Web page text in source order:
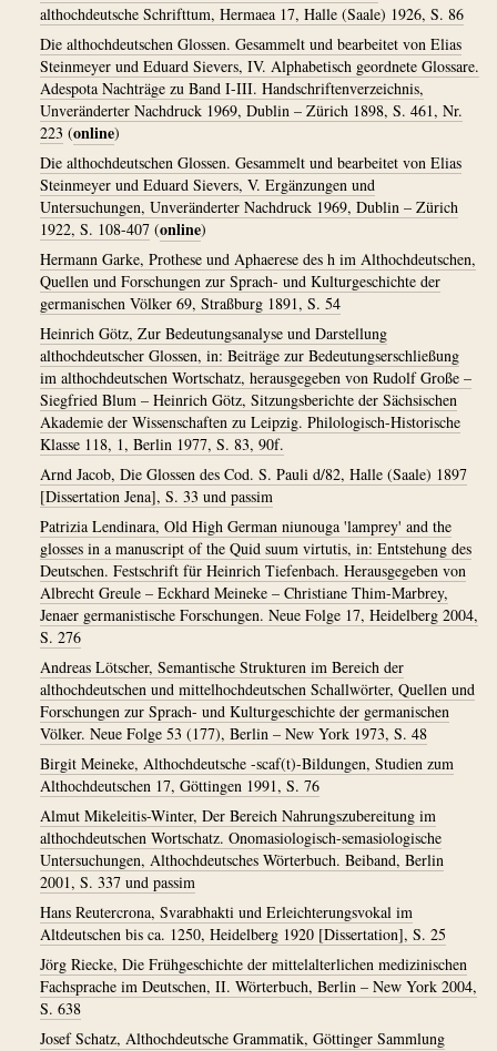
althochdeutsche Schrifttum, Hermaea 17, Halle (Saale) 1926, S. 86
Die althochdeutschen Glossen. Gesammelt und bearbeitet von Elias
Steinmeyer und Eduard Sievers, IV. Alphabetisch geordnete Glossare.
Adespota Nachträge zu Band I-III. Handschriftenverzeichnis,
Unveränderter Nachdruck 1969, Dublin – Zürich 1898, S. 461, Nr.
223 (online)
Die althochdeutschen Glossen. Gesammelt und bearbeitet von Elias
Steinmeyer und Eduard Sievers, V. Ergänzungen und
Untersuchungen, Unveränderter Nachdruck 1969, Dublin – Zürich
1922, S. 108-407 (online)
Hermann Garke, Prothese und Aphaerese des h im Althochdeutschen,
Quellen und Forschungen zur Sprach- und Kulturgeschichte der
germanischen Völker 69, Straßburg 1891, S. 54
Heinrich Götz, Zur Bedeutungsanalyse und Darstellung
althochdeutscher Glossen, in: Beiträge zur Bedeutungserschließung
im althochdeutschen Wortschatz, herausgegeben von Rudolf Große –
Siegfried Blum – Heinrich Götz, Sitzungsberichte der Sächsischen
Akademie der Wissenschaften zu Leipzig. Philologisch-Historische
Klasse 118, 1, Berlin 1977, S. 83, 90f.
Arnd Jacob, Die Glossen des Cod. S. Pauli d/82, Halle (Saale) 1897
[Dissertation Jena], S. 33 und passim
Patrizia Lendinara, Old High German niunouga 'lamprey' and the
glosses in a manuscript of the Quid suum virtutis, in: Entstehung des
Deutschen. Festschrift für Heinrich Tiefenbach. Herausgegeben von
Albrecht Greule – Eckhard Meineke – Christiane Thim-Marbrey,
Jenaer germanistische Forschungen. Neue Folge 17, Heidelberg 2004,
S. 276
Andreas Lötscher, Semantische Strukturen im Bereich der
althochdeutschen und mittelhochdeutschen Schallwörter, Quellen und
Forschungen zur Sprach- und Kulturgeschichte der germanischen
Völker. Neue Folge 53 (177), Berlin – New York 1973, S. 48
Birgit Meineke, Althochdeutsche -scaf(t)-Bildungen, Studien zum
Althochdeutschen 17, Göttingen 1991, S. 76
Almut Mikeleitis-Winter, Der Bereich Nahrungszubereitung im
althochdeutschen Wortschatz. Onomasiologisch-semasiologische
Untersuchungen, Althochdeutsches Wörterbuch. Beiband, Berlin
2001, S. 337 und passim
Hans Reutercrona, Svarabhakti und Erleichterungsvokal im
Altdeutschen bis ca. 1250, Heidelberg 1920 [Dissertation], S. 25
Jörg Riecke, Die Frühgeschichte der mittelalterlichen medizinischen
Fachsprache im Deutschen, II. Wörterbuch, Berlin – New York 2004,
S. 638
Josef Schatz, Althochdeutsche Grammatik, Göttinger Sammlung